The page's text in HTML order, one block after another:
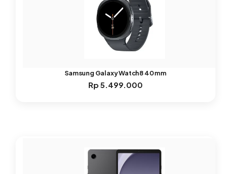
Samsung Galaxy Watch8 40 mm
Rp 5.499.000